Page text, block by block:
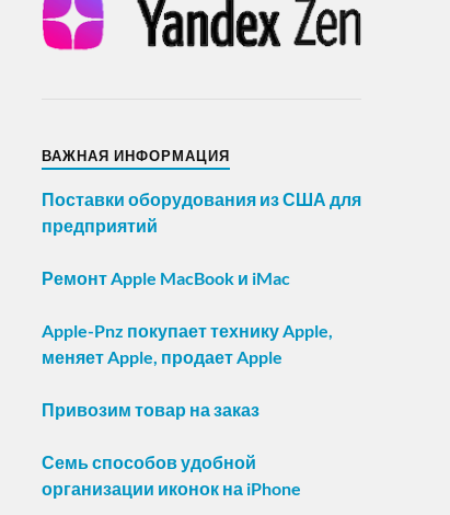
ВАЖНАЯ ИНФОРМАЦИЯ
Поставки оборудования из США для
предприятий
Ремонт Apple MacBook и iMac
Apple-Pnz покупает технику Apple,
меняет Apple, продает Apple
Привозим товар на заказ
Семь способов удобной
организации иконок на iPhone